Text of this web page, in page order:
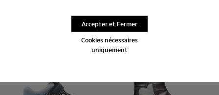
Cookies nécessaires
uniquement
Accepter et Fermer